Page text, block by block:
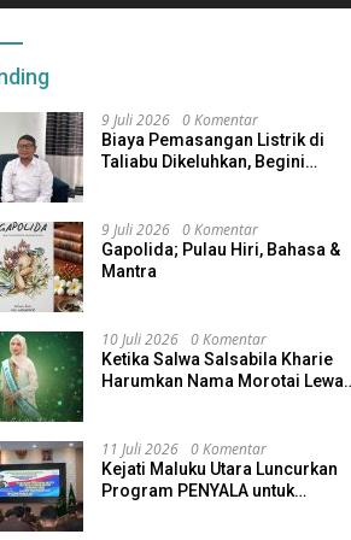
9 Juli 2026 0 Komentar
Biaya Pemasangan Listrik di
Taliabu Dikeluhkan, Begini
9 Juli 2026 0 Komentar
Gapolida; Pulau Hiri, Bahasa &
Mantra
10 Juli 2026 0 Komentar
Ketika Salwa Salsabila Kharie
Harumkan Nama Morotai Lewat
11 Juli 2026 0 Komentar
Kejati Maluku Utara Luncurkan
Program PENYALA untuk